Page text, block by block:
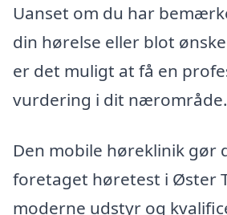
Uanset om du har
din hørelse eller blot
er det muligt at få en
vurdering i dit nærområde.
Den mobile høreklinik gør
foretaget høretest i Øster
moderne udstyr og